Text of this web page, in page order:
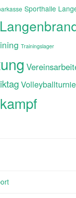
Sporthalle
Trainingslager